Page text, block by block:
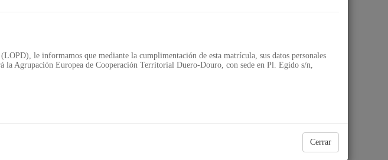
le informamos que mediante la cumplimentación de esta matrícula, sus datos personales
la Agrupación Europea de Cooperación Territorial Duero-Douro, con sede en Pl. Egido s/n,
Cerrar